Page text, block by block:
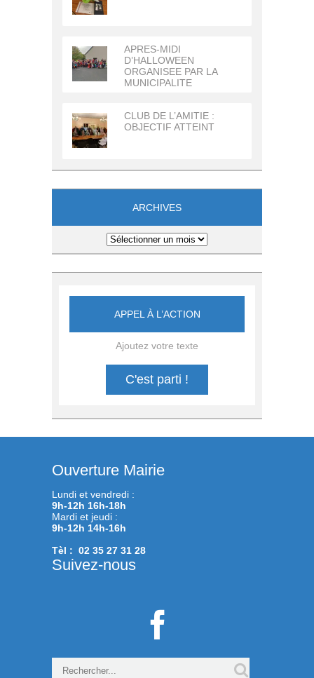
APRES-MIDI
D’HALLOWEEN
ORGANISEE PAR LA
MUNICIPALITE
CLUB DE L’AMITIE :
OBJECTIF ATTEINT
ARCHIVES
APPEL À L’ACTION
Ajoutez votre texte
C'est parti !
Ouverture Mairie
Lundi et vendredi :
9h-12h 16h-18h
Mardi et jeudi :
9h-12h 14h-16h
Tèl : 02 35 27 31 28
Suivez-nous
